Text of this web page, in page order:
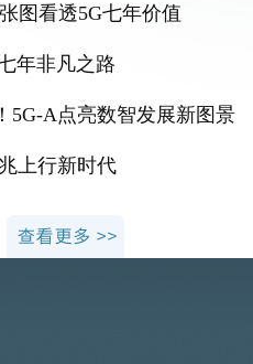
图看透5G七年价值
年非凡之路
5G-A点亮数智发展新图景
上行新时代